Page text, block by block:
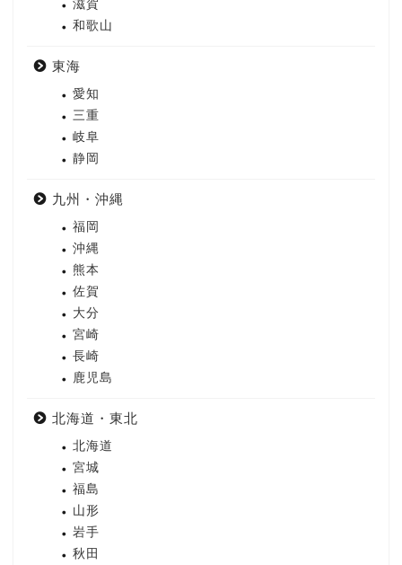
滋賀
和歌山
東海
愛知
三重
岐阜
静岡
九州・沖縄
福岡
沖縄
熊本
佐賀
大分
宮崎
長崎
鹿児島
北海道・東北
北海道
宮城
福島
山形
岩手
秋田